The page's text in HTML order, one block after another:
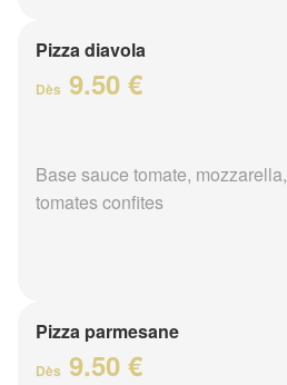
Pizza diavola
Dès 9.50 €
Base sauce tomate,
tomates confites
Pizza parmesane
Dès 9.50 €